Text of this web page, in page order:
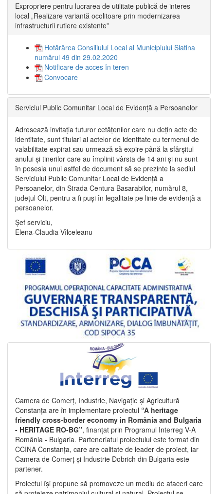
Expropriere pentru lucrarea de utilitate publică de interes
local „Realizare variantă ocolitoare prin modernizarea
infrastructurii rutiere existente”
Hotărârea Consiliului Local al Municipiului Slatina
numărul 49 din 29.02.2020
Notificare de acces în teren
Convocare
Serviciul Public Comunitar Local de Evidență a Persoanelor
Adresează invitația tuturor cetățenilor care nu dețin acte de
identitate, sunt titulari ai actelor de identitate cu termenul de
valabilitate expirat sau urmează să expire până la sfârșitul
anului și tinerilor care au împlinit vârsta de 14 ani și nu sunt
în posesia unui astfel de document să se prezinte la sediul
Serviciului Public Comunitar Local de Evidență a
Persoanelor, din Strada Centura Basarabilor, numărul 8,
județul Olt, pentru a fi puși în legalitate pe linie de evidență a
persoanelor.
Șef serviciu,
Elena-Claudia Vîlceleanu
Camera de Comerț, Industrie, Navigație și Agricultură
Constanța are în implementare proiectul “A heritage
friendly cross-border economy in România and Bulgaria
- HERITAGE RO-BG”, finanțat prin Programul Interreg V-A
România - Bulgaria. Parteneriatul proiectului este format din
CCINA Constanța, care are calitate de leader de proiect, iar
Camera de Comerț și Industrie Dobrich din Bulgaria este
partener.
Proiectul își propune să promoveze un mediu de afaceri care